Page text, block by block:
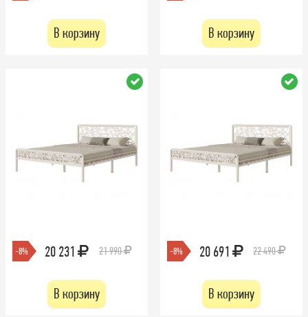
В корзину В корзину
-8% 20 231 21 990
В корзину
-8% 20 691 22 490
В корзину